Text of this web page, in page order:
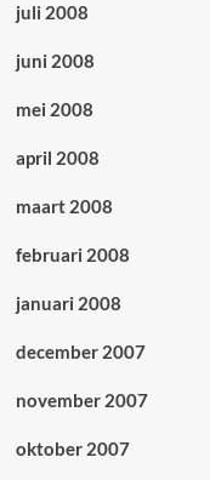
juli 2008
juni 2008
mei 2008
april 2008
maart 2008
februari 2008
januari 2008
december 2007
november 2007
oktober 2007